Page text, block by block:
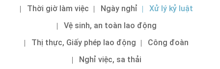
Thời giờ làm việc
Ngày nghỉ
Xử lý kỷ luật
Vệ sinh, an toàn lao động
Thị thực, Giấy phép lao động
Công đoàn
Nghỉ việc, sa thải